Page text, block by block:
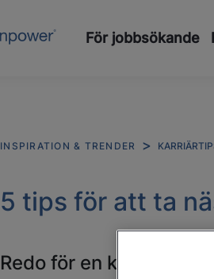
För jobbsökande
INSPIRATION & TRENDER
5 tips för att ta
Redo för en